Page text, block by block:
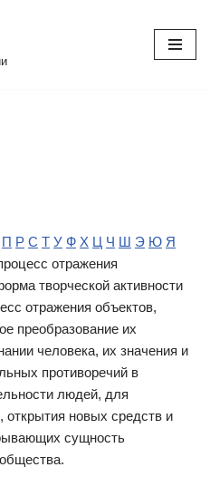
П Р С Т У Ф Х Ц Ч Ш Э Ю Я
отражения
творческой активности
отражения объектов,
преобразование их
человека, их значения и
противоречий в
людей, для
открытия новых средств и
сущность